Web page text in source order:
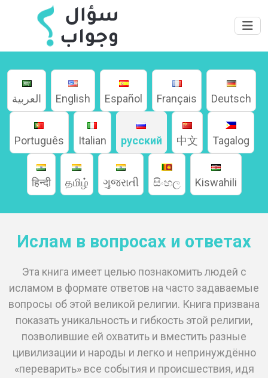
العربية English Español Français Deutsch
Português Italian русский 中文 Tagalog
हिन्दी தமிழ் ગુજરાતી සිංහල Kiswahili
Ислам в вопросах и ответах
Эта книга имеет целью познакомить людей с
исламом в формате ответов на часто задаваемые
вопросы об этой великой религии. Книга призвана
показать уникальность и гибкость этой религии,
позволившие ей охватить и вместить разные
цивилизации и народы и легко и непринуждённо
«переварить» все события и происшествия, идя